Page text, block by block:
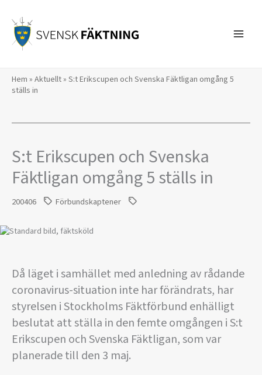
innehåll
Hem » Aktuellt» S:t Erikscupen och Svenska Fäktligan omgång 5
ställs in
S:t Erikscupen och Svenska
Fäktligan omgång 5 ställs in
200406 Förbundskaptener
Då läget i samhället med anledning av rådande
coronavirus-situation inte har förändrats, har
styrelsen i Stockholms Fäktförbund enhälligt
beslutat att ställa in den femte omgången i S:t
Erikscupen och Svenska Fäktligan, som var
planerade till den 3 maj.